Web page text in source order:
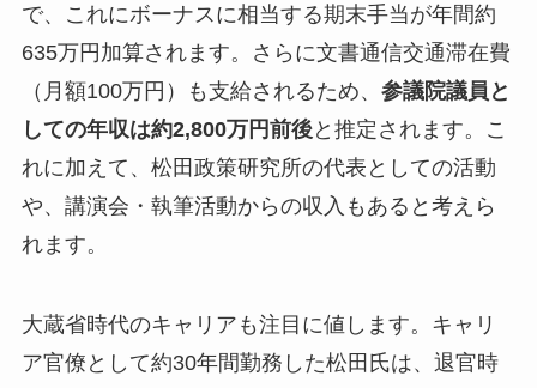
で、これにボーナスに相当する期末手当が年間約
635万円加算されます。さらに文書通信交通滞在費
（月額100万円）も支給されるため、 参議院議員と
しての年収は約2,800万円前後と推定されます。こ
れに加えて、松田政策研究所の代表としての活動
や、講演会・執筆活動からの収入もあると考えら
れます。
大蔵省時代のキャリアも注目に値します。キャリ
ア官僚として約30年間勤務した松田氏は、退官時